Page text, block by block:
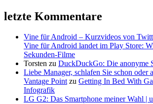
letzte Kommentare
Vine für Android – Kurzvideos von
Vine für Android landet im Play Store:
Sekunden-Filme
Torsten zu DuckDuckGo: Die anonyme
Liebe Manager, schlafen Sie schon oder
Vantage Pointzu Getting In Bed With
Infografik
LG G2: Das Smartphone meiner Wahl |